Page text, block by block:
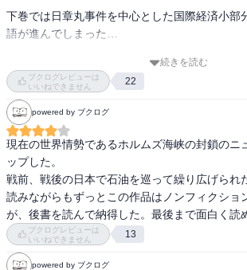
そしてそれが争いを生むのよ
だがしかーし！
やっぱり国岡鐡造の人ありきの思想は世界のス
ほしいな〜と思うのです
下巻では日章丸事件を中心とした国際経済小部
語が進んでしまった…
やはり国岡鐵三というブレず信念をもち諦めな
社を大きくする礎となっているのかと…
続きを読む
ブクログレビューは
いいねできません
22
powered by ブクログ
現在の世界情勢であるホルムズ海峡の封鎖のニ
ップした。
戦前、戦後の日本で石油を巡って繰り広げられ
読みながらもずっとこの作品はノンフィクショ
が、後書を読んで納得した。最後まで面白く読
ブクログレビューは
いいねできません
13
powered by ブクログ